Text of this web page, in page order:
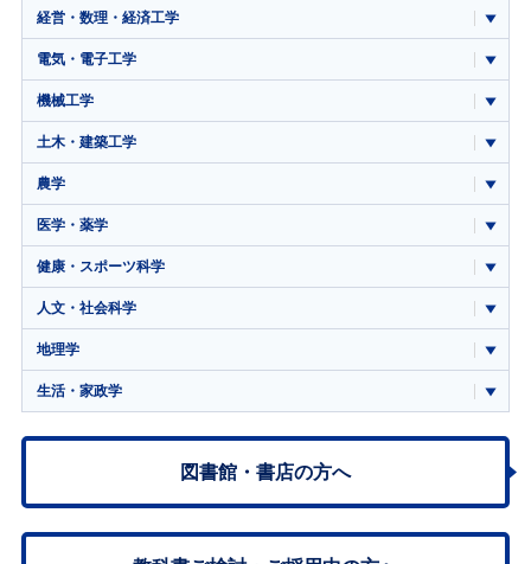
経営・数理・経済工学
電気・電子工学
機械工学
土木・建築工学
農学
医学・薬学
健康・スポーツ科学
人文・社会科学
地理学
生活・家政学
図書館・書店の方へ